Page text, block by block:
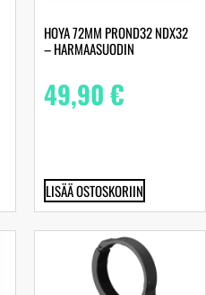
HOYA 72MM PROND32 NDX32
– HARMAASUODIN
49,90€
LISÄÄ OSTOSKORIIN